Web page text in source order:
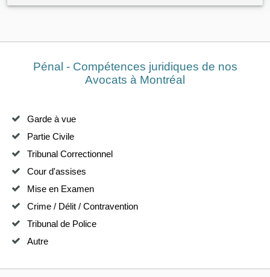
Pénal - Compétences juridiques de nos
Avocats à Montréal
Garde à vue
Partie Civile
Tribunal Correctionnel
Cour d'assises
Mise en Examen
Crime / Délit / Contravention
Tribunal de Police
Autre